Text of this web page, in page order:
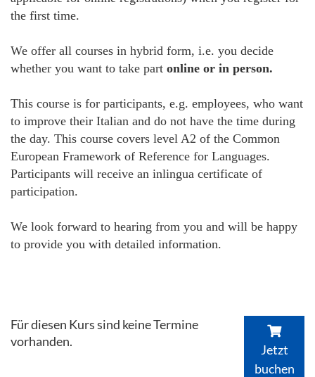
the first time.
We offer all courses in hybrid form, i.e. you decide
whether you want to take part online or in person.
This course is for participants, e.g. employees, who want
to improve their Italian and do not have the time during
the day. This course covers level A2 of the Common
European Framework of Reference for Languages.
Participants will receive an inlingua certificate of
participation.
We look forward to hearing from you and will be happy
to provide you with detailed information.
Für diesen Kurs sind keine Termine
vorhanden.
Jetzt
buchen